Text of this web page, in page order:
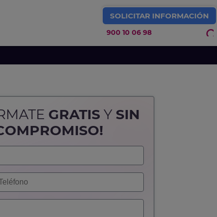
SOLICITAR INFORMACIÓN
900 10 06 98
GRATIS Y SIN